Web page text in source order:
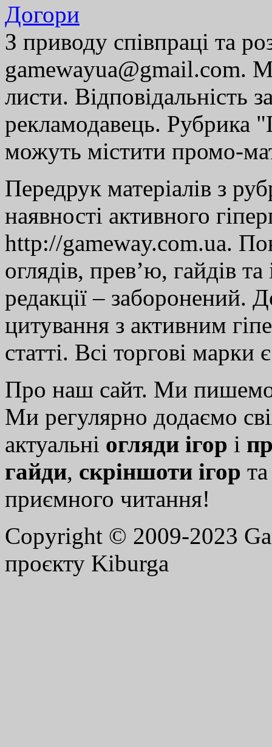
Догори
З приводу співпраці та
gamewayua@gmail.com.
листи. Відповідальність
рекламодавець. Рубрика
можуть містити промо-
Передрук матеріалів з
наявності активного
http://gameway.com.ua.
оглядів, прев’ю, гайдів
редакції – заборонений.
цитування з активним
статті. Всі торгові марки
Про наш сайт. Ми
Ми регулярно додаємо
актуальні огляди ігор і
гайди, скріншоти ігор
приємного читання!
Copyright © 2009-2023
проєкту Kiburga